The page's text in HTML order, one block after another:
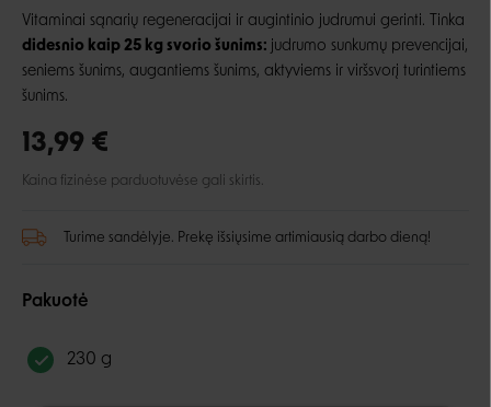
Vitaminai sąnarių regeneracijai ir augintinio judrumui gerinti. Tinka
didesnio kaip 25 kg svorio šunims: judrumo sunkumų prevencijai,
seniems šunims, augantiems šunims, aktyviems ir viršsvorį turintiems
šunims.
13,99 €
Kaina fizinėse parduotuvėse gali skirtis.
Turime sandėlyje. Prekę išsiųsime artimiausią darbo dieną!
Pakuotė
230 g